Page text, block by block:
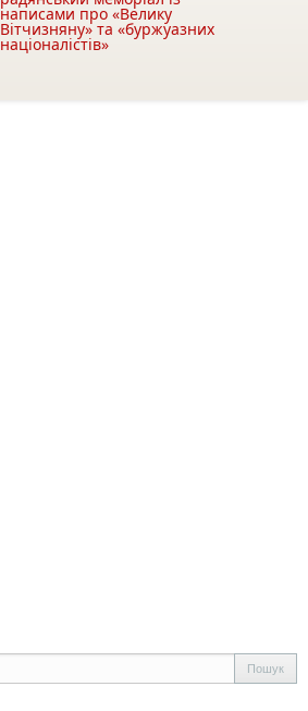
написами про «Велику
Вітчизняну» та «буржуазних
націоналістів»